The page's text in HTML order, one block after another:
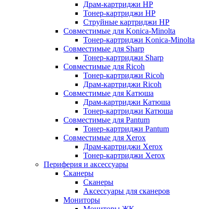
Драм-картриджи HP
Тонер-картриджи HP
Струйные картриджи HP
Совместимые для Konica-Minolta
Тонер-картриджи Konica-Minolta
Совместимые для Sharp
Тонер-картриджи Sharp
Совместимые для Ricoh
Тонер-картриджи Ricoh
Драм-картриджи Ricoh
Совместимые для Катюша
Драм-картриджи Катюша
Тонер-картриджи Катюша
Совместимые для Pantum
Тонер-картриджи Pantum
Совместимые для Xerox
Драм-картриджи Xerox
Тонер-картриджи Xerox
Периферия и аксессуары
Сканеры
Сканеры
Аксессуары для сканеров
Мониторы